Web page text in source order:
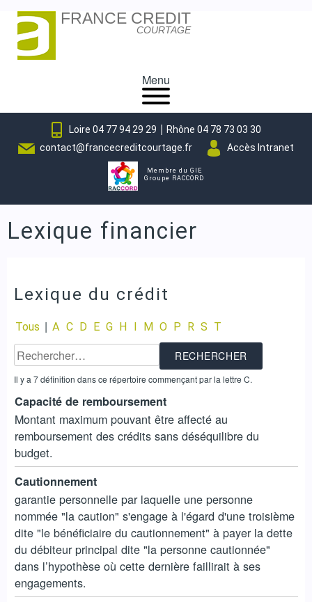
Skip
content
FRANCE CREDIT
COURTAGE
Menu
Loire 04 77 94 29 29 | Rhône 04 78 73 03 30
contact@francecreditcourtage.fr
Accès Intranet
Membre du GIE
Groupe RACCORD
Lexique financier
Lexique du crédit
Tous | A C D E G H I M O P R S T
Il y a 7 définition dans ce répertoire commençant par la lettre C.
Capacité de remboursement
Montant maximum pouvant être affecté au
remboursement des crédits sans déséquilibre du
budget.
Cautionnement
garantie personnelle par laquelle une personne
nommée "la caution" s'engage à l'égard d'une troisième
dite "le bénéficiaire du cautionnement" à payer la dette
du débiteur principal dite "la personne cautionnée"
dans l’hypothèse où cette dernière faillirait à ses
engagements.